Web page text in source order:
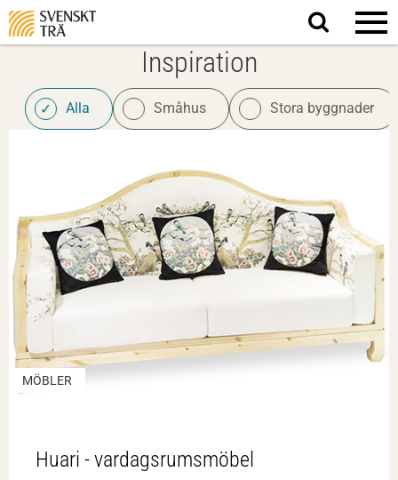
Sök
på
Inspiration
Alla Småhus Stora byggnader
MÖBLER
Huari - vardagsrumsmöbel